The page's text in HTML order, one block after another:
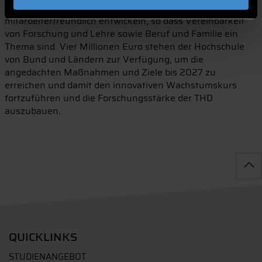
angeboten wird. Außerdem will sich die Hochschule
mitarbeiterfreundlich entwickeln, so dass Vereinbarkeit
von Forschung und Lehre sowie Beruf und Familie ein
Thema sind. Vier Millionen Euro stehen der Hochschule
von Bund und Ländern zur Verfügung, um die
angedachten Maßnahmen und Ziele bis 2027 zu
erreichen und damit den innovativen Wachstumskurs
fortzuführen und die Forschungsstärke der THD
auszubauen.
QUICKLINKS
STUDIENANGEBOT